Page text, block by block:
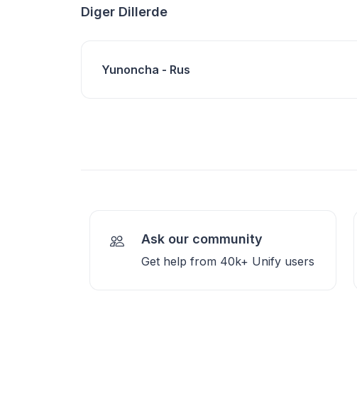
Diger Dillerde
Yunoncha - Rus
Ask our community
Get help from 40k+ Unify users